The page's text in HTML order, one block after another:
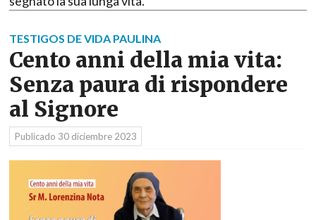
TESTIGOS DE VIDA PAULINA
Cento anni della mia vita:
Senza paura di rispondere
al Signore
Publicado 30 diciembre 2023